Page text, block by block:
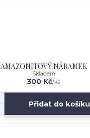
AMAZONITOVÝ NÁRAMEK
300 Kč/ks
Skladem
Přidat do košíku